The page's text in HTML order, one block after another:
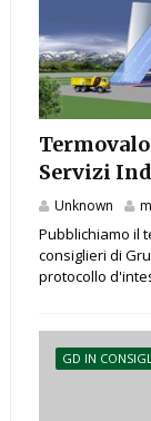
Servizi
Unknown
Pubblichiamo il
consiglieri di
protocollo
GD IN